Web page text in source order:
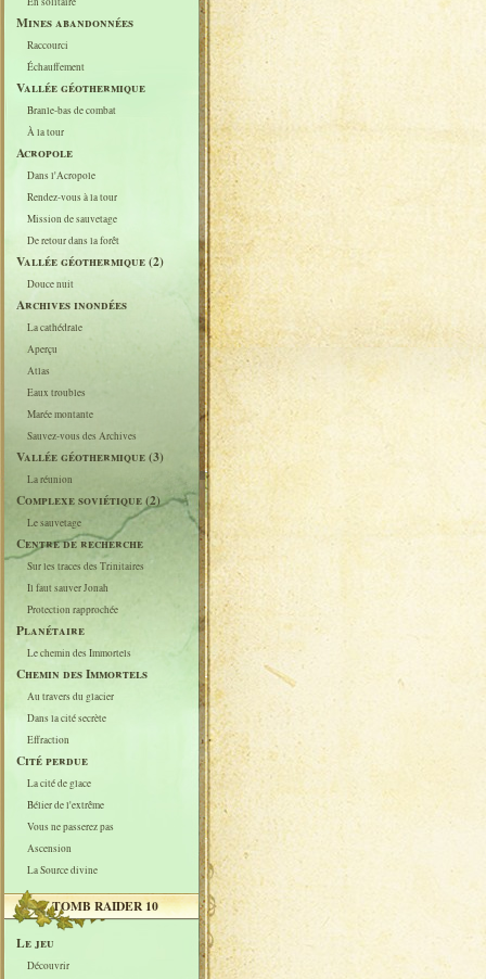
Mines abandonnées
Raccourci
Échauffement
Vallée géothermique
Branle-bas de combat
À la tour
Acropole
Dans l'Acropole
Rendez-vous à la tour
Mission de sauvetage
De retour dans la forêt
Vallée géothermique (2)
Douce nuit
Archives inondées
La cathédrale
Aperçu
Atlas
Eaux troubles
Marée montante
Sauvez-vous des Archives
Vallée géothermique (3)
La réunion
Complexe soviétique (2)
Le sauvetage
Centre de recherche
Sur les traces des Trinitaires
Il faut sauver Jonah
Protection rapprochée
Planétaire
Le chemin des Immortels
Chemin des Immortels
Au travers du glacier
Dans la cité secrète
Effraction
Cité perdue
La cité de glace
Bélier de l'extrême
Vous ne passerez pas
Ascension
La Source divine
TOMB RAIDER 10
Le jeu
Découvrir